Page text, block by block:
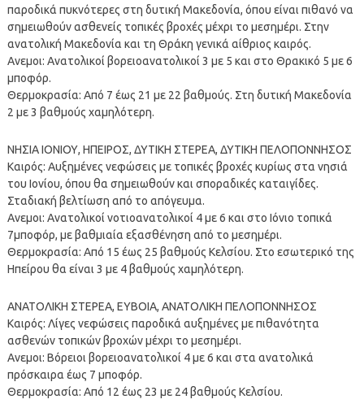
παροδικά πυκνότερες στη δυτική Μακεδονία, όπου είναι πιθανό να
σημειωθούν ασθενείς τοπικές βροχές μέχρι το μεσημέρι. Στην
ανατολική Μακεδονία και τη Θράκη γενικά αίθριος καιρός.
Ανεμοι: Ανατολικοί βορειοανατολικοί 3 με 5 και στο Θρακικό 5 με 6
μποφόρ.
Θερμοκρασία: Από 7 έως 21 με 22 βαθμούς. Στη δυτική Μακεδονία
2 με 3 βαθμούς χαμηλότερη.
ΝΗΣΙΑ ΙΟΝΙΟΥ, ΗΠΕΙΡΟΣ, ΔΥΤΙΚΗ ΣΤΕΡΕΑ, ΔΥΤΙΚΗ ΠΕΛΟΠΟΝΝΗΣΟΣ
Καιρός: Αυξημένες νεφώσεις με τοπικές βροχές κυρίως στα νησιά
του Ιονίου, όπου θα σημειωθούν και σποραδικές καταιγίδες.
Σταδιακή βελτίωση από το απόγευμα.
Ανεμοι: Ανατολικοί νοτιοανατολικοί 4 με 6 και στο Ιόνιο τοπικά
7μποφόρ, με βαθμιαία εξασθένηση από το μεσημέρι.
Θερμοκρασία: Από 15 έως 25 βαθμούς Κελσίου. Στο εσωτερικό της
Ηπείρου θα είναι 3 με 4 βαθμούς χαμηλότερη.
ΑΝΑΤΟΛΙΚΗ ΣΤΕΡΕΑ, ΕΥΒΟΙΑ, ΑΝΑΤΟΛΙΚΗ ΠΕΛΟΠΟΝΝΗΣΟΣ
Καιρός: Λίγες νεφώσεις παροδικά αυξημένες με πιθανότητα
ασθενών τοπικών βροχών μέχρι το μεσημέρι.
Ανεμοι: Βόρειοι βορειοανατολικοί 4 με 6 και στα ανατολικά
πρόσκαιρα έως 7 μποφόρ.
Θερμοκρασία: Από 12 έως 23 με 24 βαθμούς Κελσίου.